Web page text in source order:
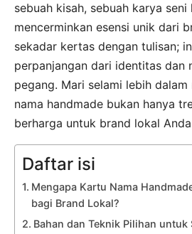
sebuah kisah, sebuah karya seni
mencerminkan esensi unik dari
sekadar kertas dengan tulisan;
perpanjangan dari identitas dan
pegang. Mari selami lebih
nama handmade bukan hanya
berharga untuk brand lokal
Daftar isi
Mengapa Kartu Nama
bagi Brand Lokal?
Bahan dan Teknik Pilihan untuk